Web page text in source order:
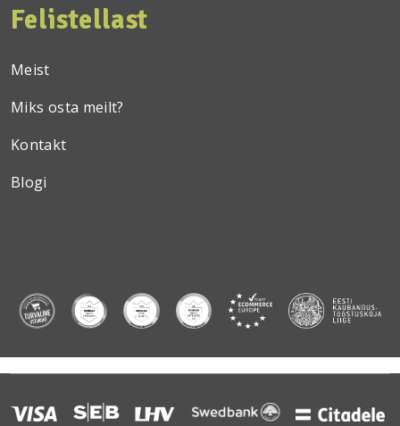
Felistellast
Meist
Miks osta meilt?
Kontakt
Blogi